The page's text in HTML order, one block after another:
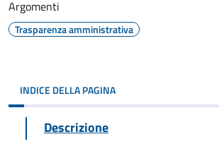
Argomenti
Trasparenza amministrativa
INDICE DELLA PAGINA
Descrizione